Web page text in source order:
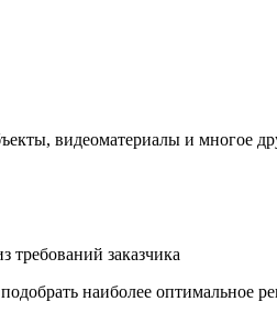
видеоматериалы и многое
требований заказчика
наиболее оптимальное